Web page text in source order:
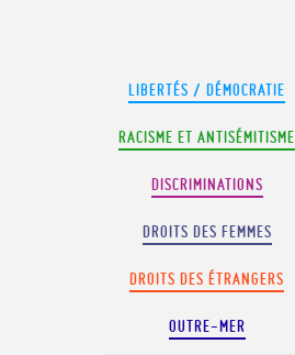
LIBERTÉS / DÉMOCRATIE
RACISME ET ANTISÉMITISME
DISCRIMINATIONS
DROITS DES FEMMES
DROITS DES ÉTRANGERS
OUTRE-MER